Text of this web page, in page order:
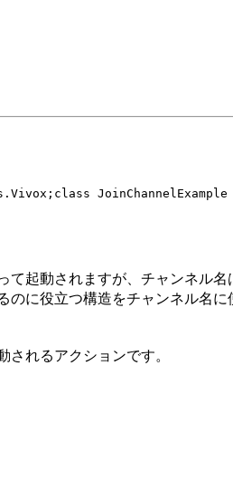
class
起動されますが、チャンネル
に役立つ構造をチャンネル名に
れるアクションです。